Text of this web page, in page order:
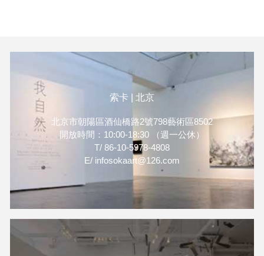
精彩作品。
展”和“中國油畫年展”中均有作
品展出，作品多次參加全國性
美展及國外展覽，此次帶來他
2件90年代水鄉農村風貌作
品，風格溫婉秀麗為中外藏家
所喜愛。趙博為魯迅美院畢業
的青年藝術家，其第二次大型
個展正在北京索卡同步展出，
真假虛幻的主題風格深受市場
喜愛，趙博不只專注於個體憂
愁，而以更廣闊的眼界關心世
界的發展，並企圖透過作品感
動其他人，使觀者得到反思。
索卡 | 北京
北京市朝陽區酒仙橋路2號798藝術區8502
開放時間：10:00-18:30 （週一公休）
T/ 86-10-5978-4808
E/ infosokaart@126.com